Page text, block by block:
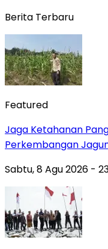
Berita Terbaru
Featured
Jaga Ketahanan
Perkembangan
Sabtu, 8 Agu 2026 -